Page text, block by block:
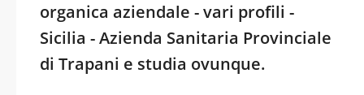
organica aziendale - vari profili -
Sicilia - Azienda Sanitaria Provinciale
di Trapani e studia ovunque.